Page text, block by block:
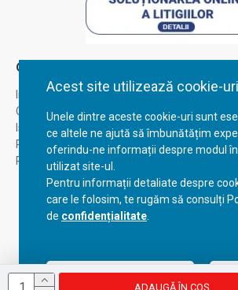
Acest site utilizează cookie-
Unele dintre aceste cookie-uri sunt
ce altele ne ajută să îmbunătățim
oferindu-ne informații despre modul
utilizat site-ul.
Pentru informații detaliate despre
care le folosim, te rugăm să consulți
de confidențialitate
Acceptă setările curente
ADAUGĂ ÎN COŞ
Contul Meu
Inregistrare
Contul meu
Istoric comenzi
Recuperare parola
Returnare produs